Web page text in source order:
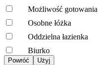
Możliwość gotowania
Osobne łóżka
Oddzielna łazienka
Biurko